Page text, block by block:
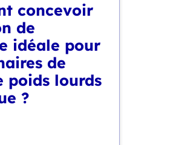
concevoir
de
idéale pour
de
poids lourds
?